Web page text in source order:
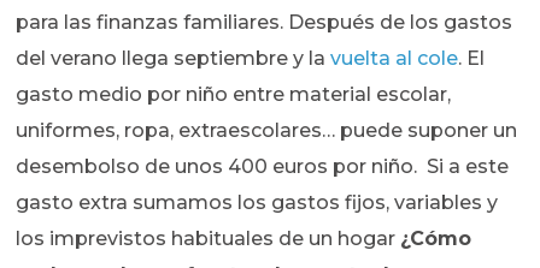
para las finanzas familiares. Después de los gastos
del verano llega septiembre y lavuelta al cole. El
gasto medio por niño entre material escolar,
uniformes, ropa, extraescolares… puede suponer un
desembolso de unos 400 euros por niño. Si a este
gasto extra sumamos los gastos fijos, variables y
los imprevistos habituales de un hogar ¿Cómo